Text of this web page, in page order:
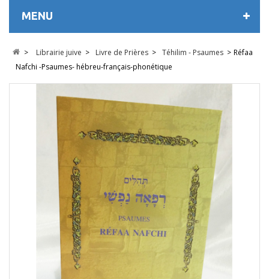
MENU
> Librairie juive > Livre de Prières > Téhilim - Psaumes > Réfaa
Nafchi -Psaumes- hébreu-français-phonétique